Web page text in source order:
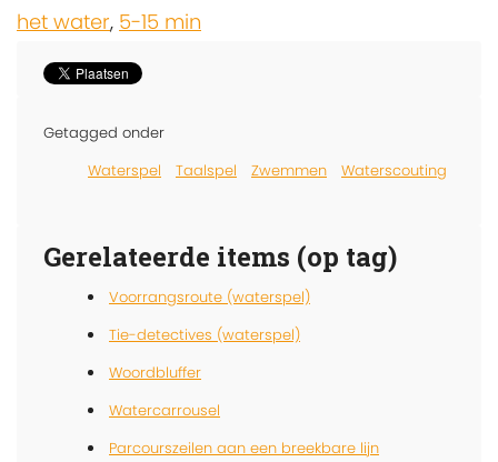
het water, 5-15 min
Getagged onder
Waterspel
Taalspel Zwemmen Waterscouting
Gerelateerde items (op tag)
Voorrangsroute (waterspel)
Tie-detectives (waterspel)
Woordbluffer
Watercarrousel
Parcourszeilen aan een breekbare lijn